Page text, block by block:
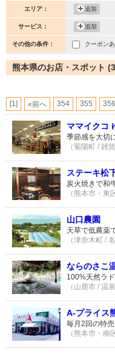
エリア： 追加
サービス： 追加
その他の条件： クーポンあ
熊本県のお店・スポット
[1] «前へ 354 355 356
ママイクコ
季節感を大切
（菊陽町 / 雑
ステーキ松
炭火焼きで和
（熊本市・東
山口農園
天草で低農薬
（津奈木町 /
ならのさこ
100%天然ラ
（山鹿市 / 温
A-プライス
毎月2回の特
（熊本市・南